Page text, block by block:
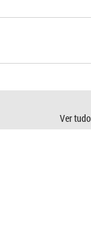
Ver tudo